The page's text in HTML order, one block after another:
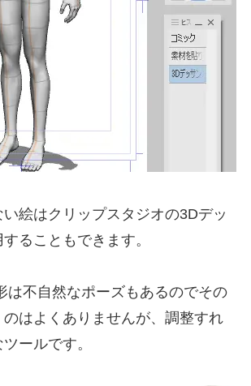
絵はクリップスタジオの3Dデッ
ることもできます。
は不自然なポーズもあるのでその
のはよくありませんが、調整すれ
ールです。